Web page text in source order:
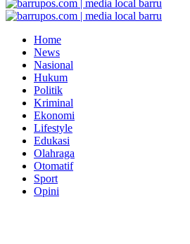
Home
News
Nasional
Hukum
Politik
Kriminal
Ekonomi
Lifestyle
Edukasi
Olahraga
Otomatif
Sport
Opini